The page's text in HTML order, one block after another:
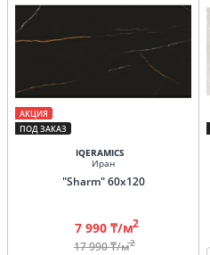
АКЦИЯ
ПОД ЗАКАЗ
IQERAMICS
Иран
"Sharm" 60x120
7 990 ₸/м2
17 990 ₸/м2